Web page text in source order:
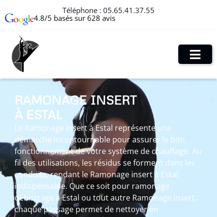
Téléphone : 05.65.41.37.55
4.8/5 basés sur 628 avis
RAMONAGE INSERT
À ESTAL
Le Ramonage insert à Estal représente une
démarche incontournable pour assurer le bon
fonctionnement de votre système de chauffage. Au
fil des utilisations, les résidus se forment dans les
conduits, rendant le Ramonage insert à Estal
indispensable. Que ce soit pour ramonage
débistrage à Estal ou tout autre Ramonage insert,
chaque passage permet de nettoyer en